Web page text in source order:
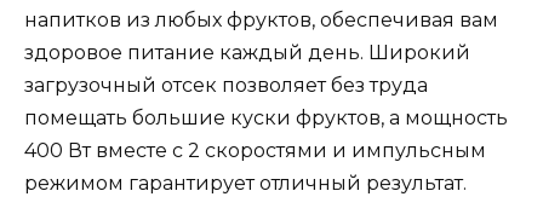
напитков из любых фруктов, обеспечивая вам
здоровое питание каждый день. Широкий
загрузочный отсек позволяет без труда
помещать большие куски фруктов, а мощность
400 Вт вместе с 2 скоростями и импульсным
режимом гарантирует отличный результат.